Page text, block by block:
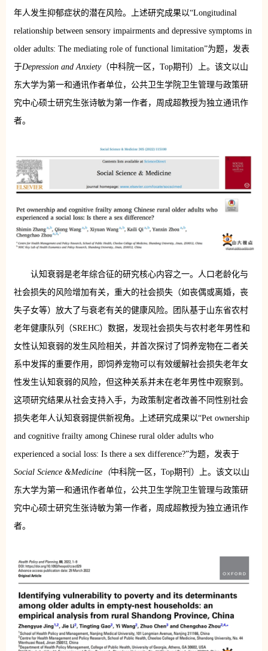
年人发生抑郁症状的潜在风险。上述研究成果以“Longitudinal
relationship between sensory impairments and depressive symptoms in
older adults: The mediating role of functional limitation”为题，发表
于Depression and Anxiety（中科院一区，Top期刊）上。该文以山
东大学为第一和通讯作者单位，公共卫生学院卫生管理与政策研
究中心硕士研究生张诗敏为第一作者，周成超教授为独立通讯作
者。
认知衰弱是老年综合征的研究核心内容之一。人口老龄化与
社会损失的风险增加有关，重大的社会损失（如丧偶或离婚，丧
失子女等）放大了与衰老有关的健康风险。团队基于山东省农村
老年健康队列（SREHC）数据，发现社会损失与农村老年男性和
女性认知衰弱的发生风险相关，并首次探讨了饲养宠物在二者关
系中发挥的重要作用，即饲养宠物可以有效缓解社会损失老年女
性发生认知衰弱的风险，但这种关系并未在老年男性中观察到。
这项研究结果从社会支持入手，为政策制定者改善不同性别社会
损失老年人认知衰弱提供新视角。上述研究成果以“Pet ownership
and cognitive frailty among Chinese rural older adults who
experienced a social loss: Is there a sex difference?”为题，发表于
Social Science &Medicine（中科院一区，Top期刊）上。该文以山
东大学为第一和通讯作者单位，公共卫生学院卫生管理与政策研
究中心硕士研究生张诗敏为第一作者，周成超教授为独立通讯作
者。